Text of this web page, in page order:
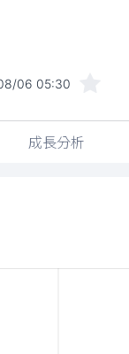
06 05:30
成長分析